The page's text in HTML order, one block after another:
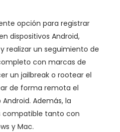
opción para registrar
dispositivos Android,
realizar un seguimiento de
con marcas de
un jailbreak o rootear el
de forma remota el
Además, la
compatible tanto con
y Mac.